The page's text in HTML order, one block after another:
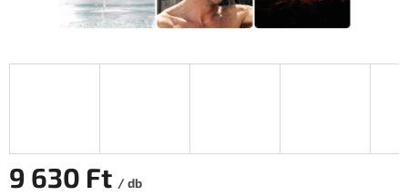
9 630 Ft / db